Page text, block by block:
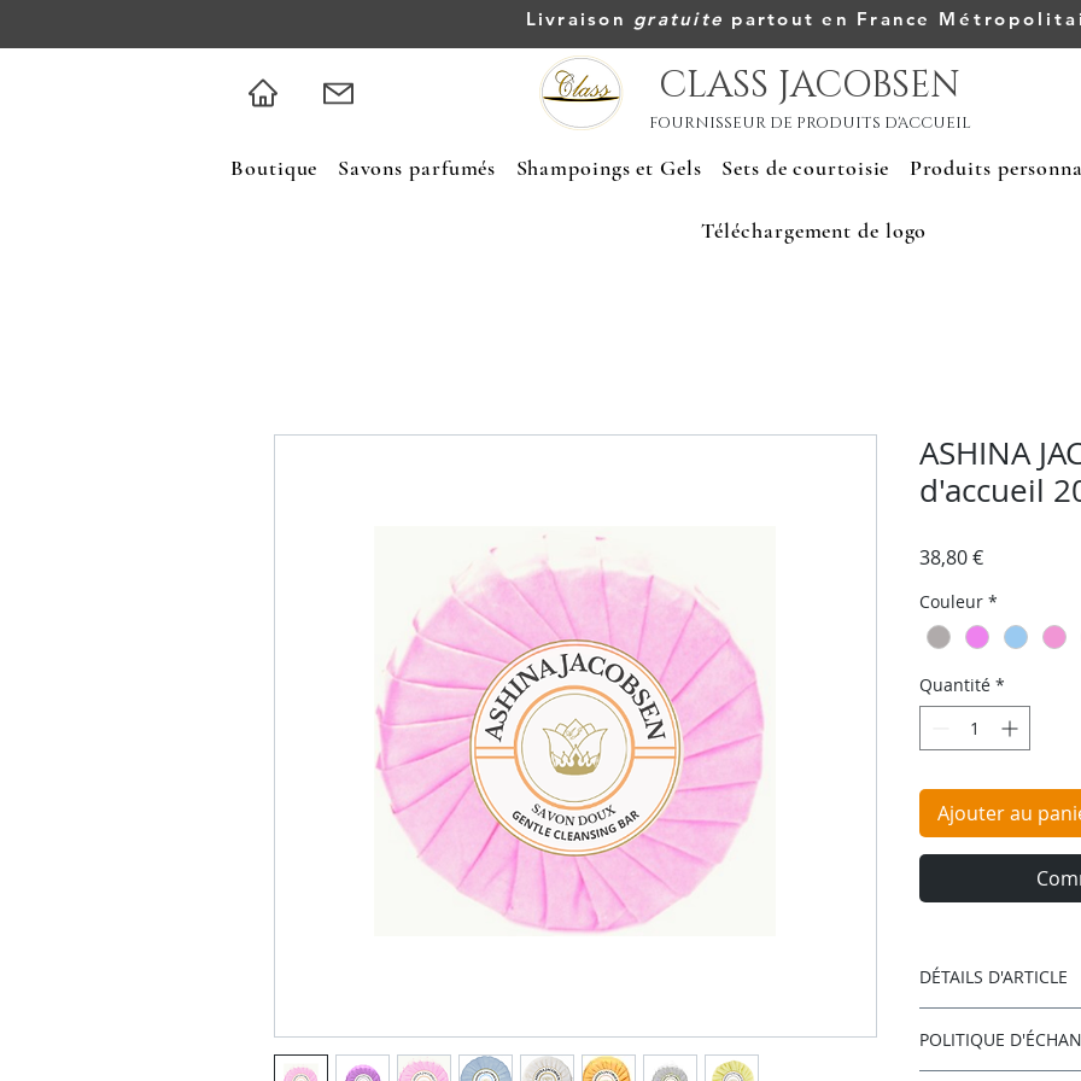
Livraison gratuite partout en France
CLASS JACOBSEN
FOURNISSEUR DE PRODUITS D'ACCUEIL
Boutique Savons parfumés Shampoings et Gels Sets de courtoisie Produits
Téléchargement de logo
ASHINA
d'accueil
38,80 €Prix
Couleur *
Quantité *
Ajouter au
DÉTAILS D'ARTICLE
végétales, odeur
POLITIQUE